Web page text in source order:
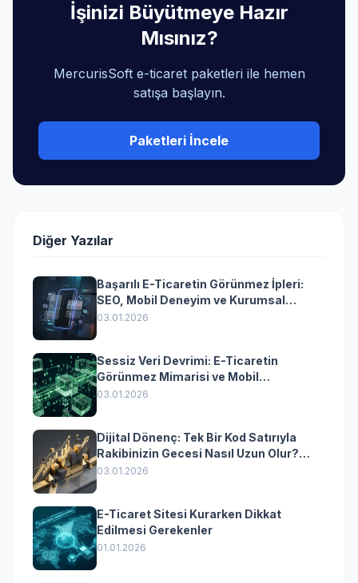
İşinizi Büyütmeye Hazır
Mısınız?
MercurisSoft e-ticaret paketleri ile hemen
satışa başlayın.
Paketleri İncele
Diğer Yazılar
Başarılı E-Ticaretin Görünmez İpleri:
SEO, Mobil Deneyim ve Kurumsal
Yazılımın Kazandıran Senkronizasyonu
03.01.2026
Sessiz Veri Devrimi: E-Ticaretin
Görünmez Mimarisi ve Mobil
Dönüşümün Kurumsal Anahtarı
03.01.2026
Dijital Dönenç: Tek Bir Kod Satırıyla
Rakibinizin Gecesi Nasıl Uzun Olur?
(Kurumsal Yazılımın Güçlü Rolü)
03.01.2026
E-Ticaret Sitesi Kurarken Dikkat
Edilmesi Gerekenler
01.01.2026